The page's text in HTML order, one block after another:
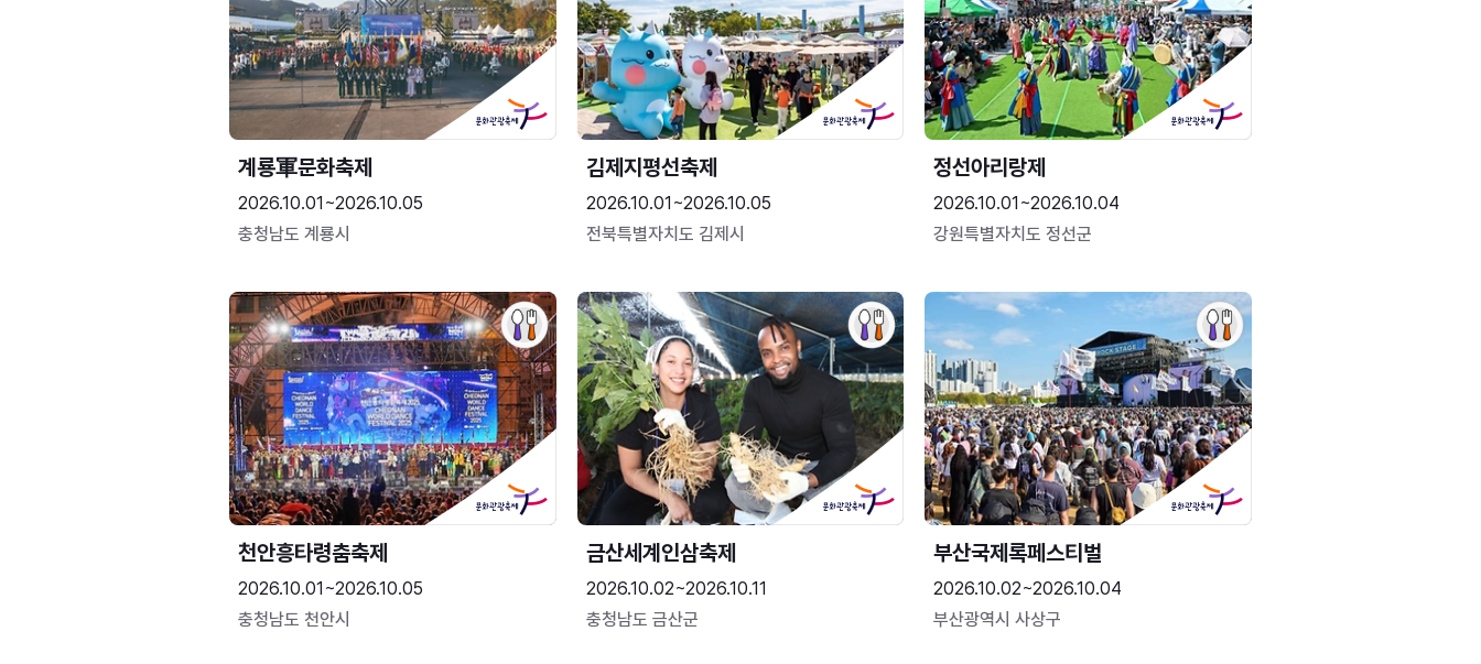
2026.10.01~2026.10.05
충청남도 계룡시
김제지평선축제
2026.10.01~2026.10.05
전북특별자치도 김제시
정선아리랑제
2026.10.01~2026.10.04
강원특별자치도 정선군
천안흥타령춤축제
2026.10.01~2026.10.05
충청남도 천안시
금산세계인삼축제
2026.10.02~2026.10.11
충청남도 금산군
부산국제록페스티벌
2026.10.02~2026.10.04
부산광역시 사상구